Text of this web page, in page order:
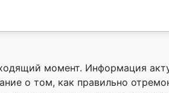
момент. Информация
о том, как правильно